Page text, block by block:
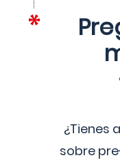
¿Tienes
sobre